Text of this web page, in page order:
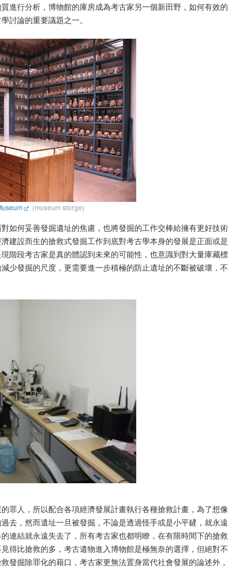
進行分析，博物館的庫房成為考古家另一個新田野，如何有效的
討論的重要議題之一。
(museum storge)
如何妥善發掘遺址的焦慮，也將發掘的工作交棒給擁有更好技術
建設而生的搶救式發掘工作到底對考古學本身的發展是正面或是
階段考古家是真的體認到未來的可能性，也意識到對大量庫藏標
少發掘的尺度，更需要進一步積極的防止遺址的不斷被破壞，不
罪人，所以配合各項經濟發展計畫執行各種搶救計畫，為了想像
去，然而遺址一旦被發掘，不論是透過怪手或是小平鏟，就永遠
連結就永遠失去了，所有考古家也都明瞭，在有限時間下的搶救
得比搶救的多，考古遺物進入博物館是極無奈的選擇，但絕對不
發掘除罪化的藉口，考古家更無法置身當代社會發展的論述外，